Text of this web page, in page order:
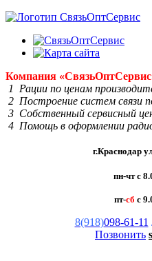
Компания «СвязьОпт
1 Рации по ценам
2 Построение систем связи
3 Собственный сервисный
4 Помощь в оформлении
г.Краснодар
пн-чт с
пт-сб с
8(918)098-61-11
Позвонить